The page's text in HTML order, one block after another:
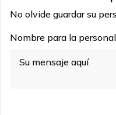
No olvide guardar su
Nombre para la